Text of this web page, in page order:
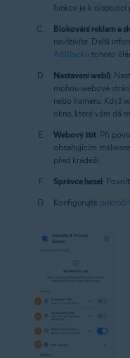
funkce je k dispozici
Blokování reklam a
navštívíte. Další
AdBlocku tohoto
Nastavení webů:
mohou webové
nebo kameru. Když
okno, které vám dá
Webový štít: Při
obsahujícím
před krádeží.
Správce hesel:
Konfigurujte